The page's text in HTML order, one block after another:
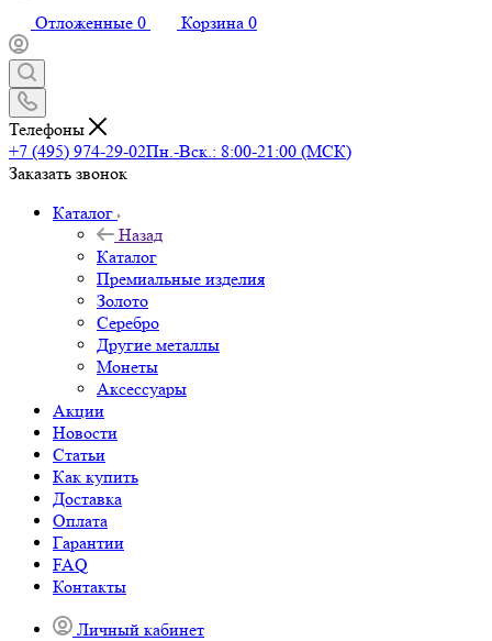
Отложенные 0 Корзина 0
Телефоны
+7 (495) 974-29-02Пн.-Вск.: 8:00-21:00 (МСК)
Заказать звонок
Каталог
Назад
Каталог
Премиальные изделия
Золото
Серебро
Другие металлы
Монеты
Аксессуары
Акции
Новости
Статьи
Как купить
Доставка
Оплата
Гарантии
FAQ
Контакты
Личный кабинет